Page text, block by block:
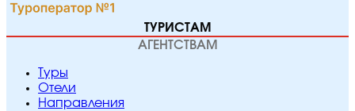
ТУРИСТАМ
АГЕНТСТВАМ
Туры
Отели
Направления